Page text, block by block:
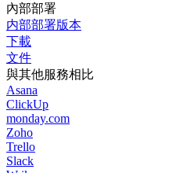
內部部署
内部部署版本
下載
文件
與其他服務相比
Asana
ClickUp
monday.com
Zoho
Trello
Slack